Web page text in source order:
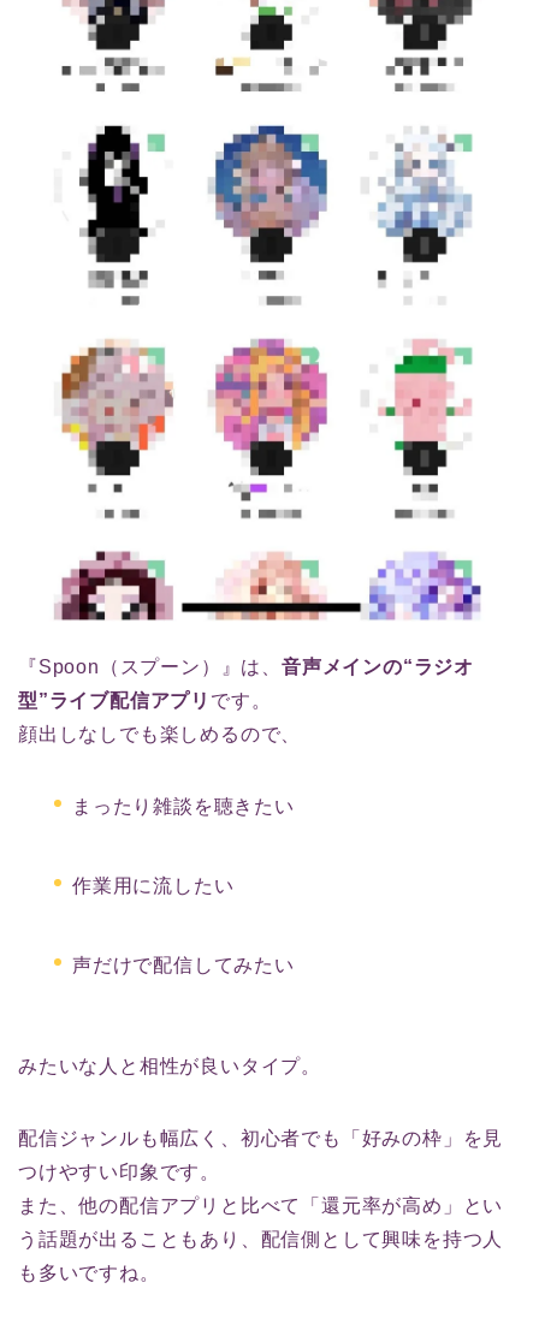
『Spoon（スプーン）』は、 音声メインの“ラジオ
型”ライブ配信アプリ です。
顔出しなしでも楽しめるので、
まったり雑談を聴きたい
作業用に流したい
声だけで配信してみたい
みたいな人と相性が良いタイプ。
配信ジャンルも幅広く、初心者でも「好みの枠」を見
つけやすい印象です。
また、他の配信アプリと比べて「還元率が高め」とい
う話題が出ることもあり、配信側として興味を持つ人
も多いですね。